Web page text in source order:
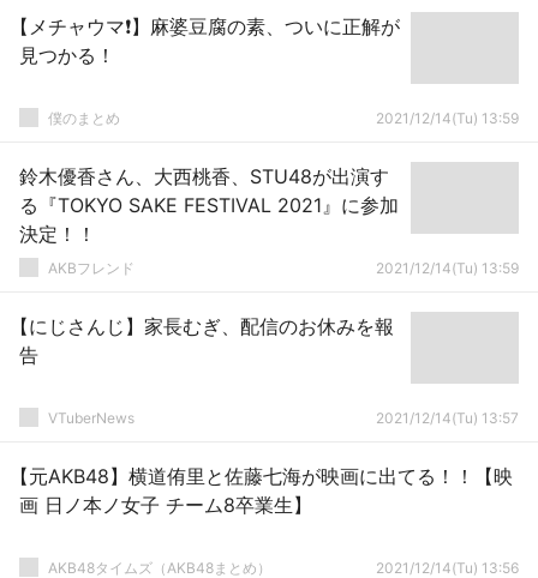
【メチャウマ❗】麻婆豆腐の素、ついに正解が
見つかる！
僕のまとめ 2021/12/14(Tu) 13:59
鈴木優香さん、大西桃香、STU48が出演す
る『TOKYO SAKE FESTIVAL 2021』に参加
決定！！
AKBフレンド 2021/12/14(Tu) 13:59
【にじさんじ】家長むぎ、配信のお休みを報
告
VTuberNews 2021/12/14(Tu) 13:57
【元AKB48】横道侑里と佐藤七海が映画に出てる！！【映
画 日ノ本ノ女子 チーム8卒業生】
AKB48タイムズ（AKB48まとめ） 2021/12/14(Tu) 13:56